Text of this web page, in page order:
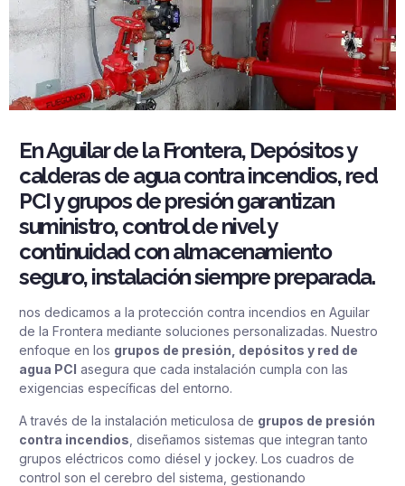
En Aguilar de la Frontera, Depósitos y
calderas de agua contra incendios, red
PCI y grupos de presión garantizan
suministro, control de nivel y
continuidad con almacenamiento
seguro, instalación siempre preparada.
nos dedicamos a la protección contra incendios en Aguilar
de la Frontera mediante soluciones personalizadas. Nuestro
enfoque en los grupos de presión, depósitos y red de
agua PCI asegura que cada instalación cumpla con las
exigencias específicas del entorno.
A través de la instalación meticulosa de grupos de presión
contra incendios , diseñamos sistemas que integran tanto
grupos eléctricos como diésel y jockey. Los cuadros de
control son el cerebro del sistema, gestionando